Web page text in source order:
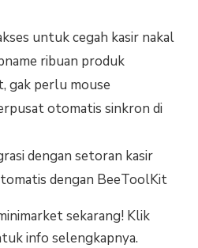
untuk cegah kasir nakal
ribuan produk
gak perlu mouse
otomatis sinkron di
dengan setoran kasir
dengan BeeToolKit
sekarang! Klik
info selengkapnya.